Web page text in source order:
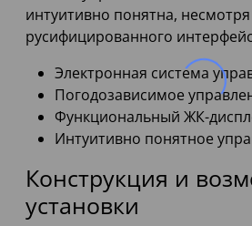
интуитивно понятна, несмотря
русифицированного
Электронная система
Погодозависимое
Функциональный ЖК-
Интуитивно понятное
Конструкция и
установки